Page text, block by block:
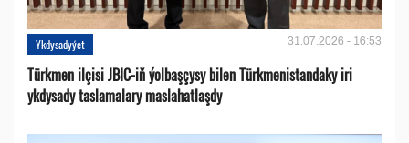
Ykdysadyýet 31.07.2026 - 16:53
Türkmen ilçisi JBIC-iň ýolbaşçysy bilen Türkmenistandaky iri
ykdysady taslamalary maslahatlaşdy